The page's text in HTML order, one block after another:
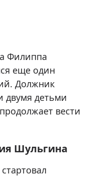
Филиппа
еще один
Должник
двумя детьми
вести
Шульгина